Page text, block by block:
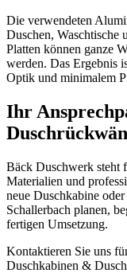
Die verwendeten
Duschen, Waschtische
Platten können ganze
werden. Das Ergebnis
Optik und minimalem
Ihr
Bäck Duschwerk steht
Materialien und
neue Duschkabine
Schallerbach planen,
fertigen Umsetzung.
Kontaktieren Sie uns
Duschkabinen &